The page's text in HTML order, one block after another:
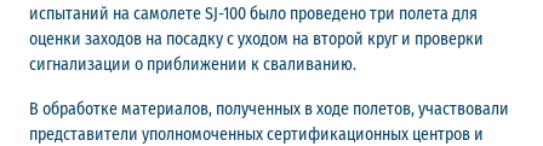
испытаний на самолете SJ-100 было проведено три полета для
оценки заходов на посадку с уходом на второй круг и проверки
сигнализации о приближении к сваливанию.
В обработке материалов, полученных в ходе полетов, участвовали
представители уполномоченных сертификационных центров и